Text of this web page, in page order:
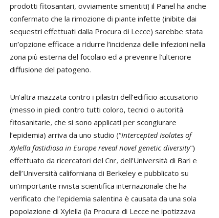
prodotti fitosantari, ovviamente smentiti) il Panel ha anche
confermato che la rimozione di piante infette (inibite dai
sequestri effettuati dalla Procura di Lecce) sarebbe stata
un’opzione efficace a ridurre l’incidenza delle infezioni nella
zona più esterna del focolaio ed a prevenire l’ulteriore
diffusione del patogeno.
Un’altra mazzata contro i pilastri dell’edificio accusatorio
(messo in piedi contro tutti coloro, tecnici o autorità
fitosanitarie, che si sono applicati per scongiurare
l’epidemia) arriva da uno studio (“Intercepted isolates of
Xylella fastidiosa in Europe reveal novel genetic diversity”)
effettuato da ricercatori del Cnr, dell’Università di Bari e
dell’Università californiana di Berkeley e pubblicato su
un’importante rivista scientifica internazionale che ha
verificato che l’epidemia salentina è causata da una sola
popolazione di Xylella (la Procura di Lecce ne ipotizzava